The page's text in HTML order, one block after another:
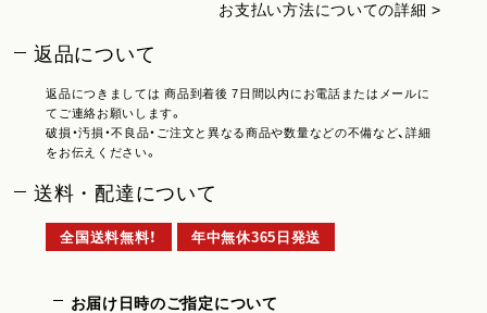
お支払い方法についての詳細 >
返品について
返品につきましては 商品到着後 7日間以内にお電話またはメールに
てご連絡お願いします。
破損・汚損・不良品・ご注文と異なる商品や数量などの不備など、詳細
をお伝えください。
送料・配達について
全国送料無料！ 年中無休365日発送
お届け日時のご指定について